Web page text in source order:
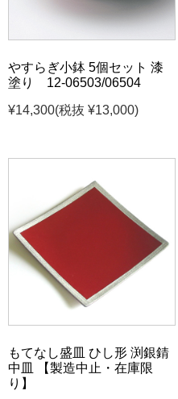
やすらぎ小鉢 5個セット 漆
塗り 12-06503/06504
¥14,300(税抜 ¥13,000)
もてなし盛皿 ひし形 渕銀錆
中皿 【製造中止・在庫限
り】